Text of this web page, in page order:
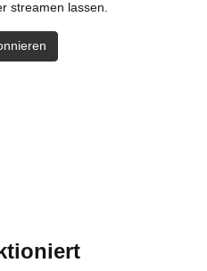
streamen lassen.